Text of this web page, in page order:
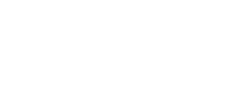
et autres promotions que la plupart des boutiques en
d'un site qui vous intéresse. Vous savez, cette
met au courant de l'actualité du site.